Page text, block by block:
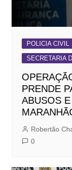
POLICIA CIVIL
SECRETARIA
PRENDE
ABUSOS
Robertão
0